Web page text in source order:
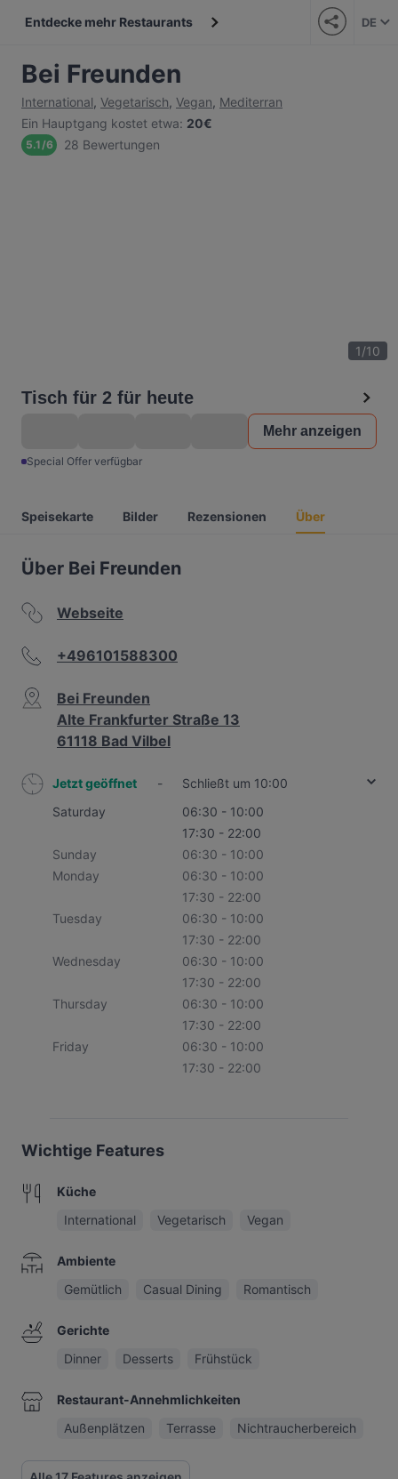
Entdecke mehr Restaurants DE
Bei Freunden
International, Vegetarisch, Vegan, Mediterran
Ein Hauptgang kostet etwa: 20€
5.1/6 28 Bewertungen
1/10
Tisch für 2 für heute
Mehr anzeigen
Special Offer verfügbar
Speisekarte Bilder Rezensionen Über
Über Bei Freunden
Webseite
+496101588300
Bei Freunden
Alte Frankfurter Straße 13
61118 Bad Vilbel
Jetzt geöffnet -
Schließt um 10:00
Saturday
06:30 - 10:00
17:30 - 22:00
Sunday
06:30 - 10:00
Monday
06:30 - 10:00
17:30 - 22:00
Tuesday
06:30 - 10:00
17:30 - 22:00
Wednesday
06:30 - 10:00
17:30 - 22:00
Thursday
06:30 - 10:00
17:30 - 22:00
Friday
06:30 - 10:00
17:30 - 22:00
Wichtige Features
Küche
International
Vegetarisch Vegan
Ambiente
Gemütlich
Casual Dining Romantisch
Gerichte
Dinner
Desserts Frühstück
Restaurant-Annehmlichkeiten
Außenplätzen
Terrasse Nichtraucherbereich